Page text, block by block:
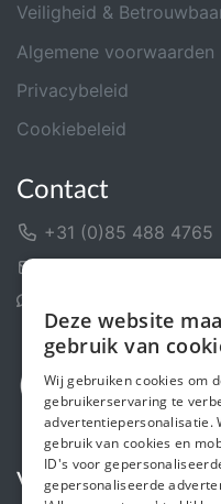
Veiligheid &
Algemene voorwaarden
Privacybeleid
Cookiebeleid
Contact
+31 (0)85 488 4765
Volg ons
Deze website
gebruik van
Wij gebruiken cookies om
gebruikerservaring te
advertentiepersonalisatie.
gebruik van cookies en
ID's voor
gepersonaliseerde